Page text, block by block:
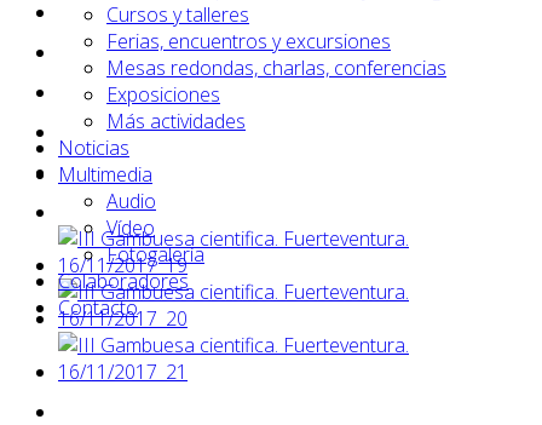
Cursos y talleres
Ferias, encuentros y excursiones
Mesas redondas, charlas, conferencias
Exposiciones
Más actividades
Noticias
Multimedia
Audio
Vídeo
Fotogalería
Colaboradores
Contacto